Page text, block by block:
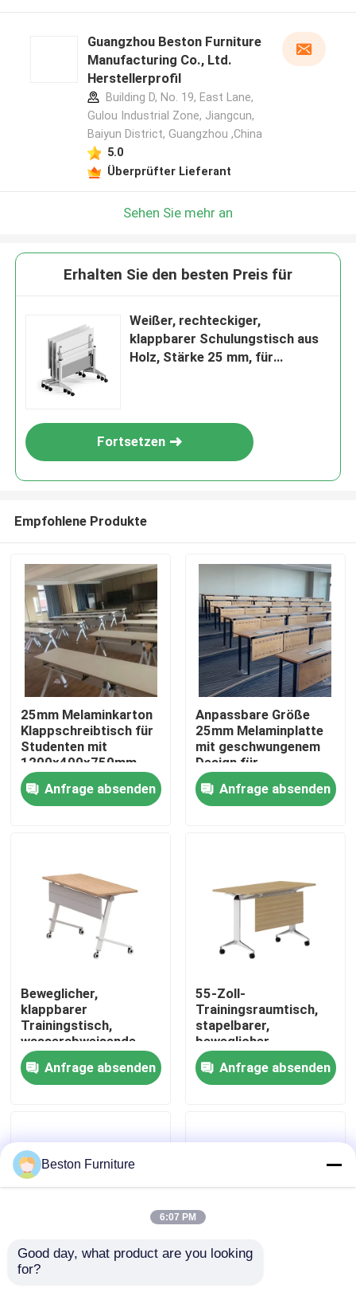
Produkte
Über uns
Werksbesichtigung
Qualitätskontrolle
Kontakt mit uns
Fälle
Guangzhou Beston Furniture
Manufacturing Co., Ltd.
Herstellerprofil
Building D, No. 19, East Lane,
Gulou Industrial Zone, Jiangcun,
Baiyun District, Guangzhou ,China
5.0
Überprüfter Lieferant
Sehen Sie mehr an
Erhalten Sie den besten Preis für
Weißer, rechteckiger,
klappbarer Schulungstisch aus
Holz, Stärke 25 mm, für
Fortsetzen
Empfohlene Produkte
25mm Melaminkarton
Klappschreibtisch für
Studenten mit
1200x400x750mm
Größe für den
Unterricht
Anfrage absenden
Anpassbare Größe
25mm Melaminplatte
mit geschwungenem
Design für
Schulungsräume und
Konferenzen
Anfrage absenden
Beweglicher,
klappbarer
Trainingstisch,
wasserabweisende
Holzmaserung, mit
AblageAnfrage absenden
55-Zoll-
Trainingsraumtisch,
stapelbarer,
beweglicher
Trainingstisch, 25 mm
dickAnfrage absenden
Ahornfarbener,
Beston Furniture
6:07 PM
Good day, what product are you looking
for?